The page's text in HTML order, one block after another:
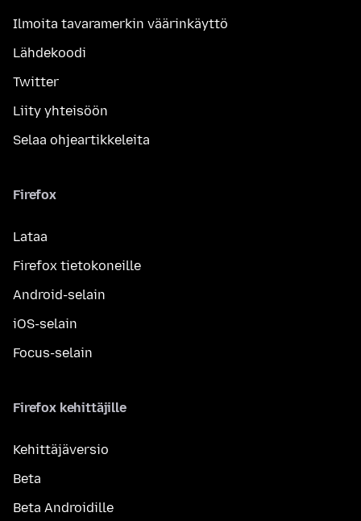
Ilmoita tavaramerkin väärinkäyttö
Lähdekoodi
Twitter
Liity yhteisöön
Selaa ohjeartikkeleita
Firefox
Lataa
Firefox tietokoneille
Android-selain
iOS-selain
Focus-selain
Firefox kehittäjille
Kehittäjäversio
Beta
Beta Androidille